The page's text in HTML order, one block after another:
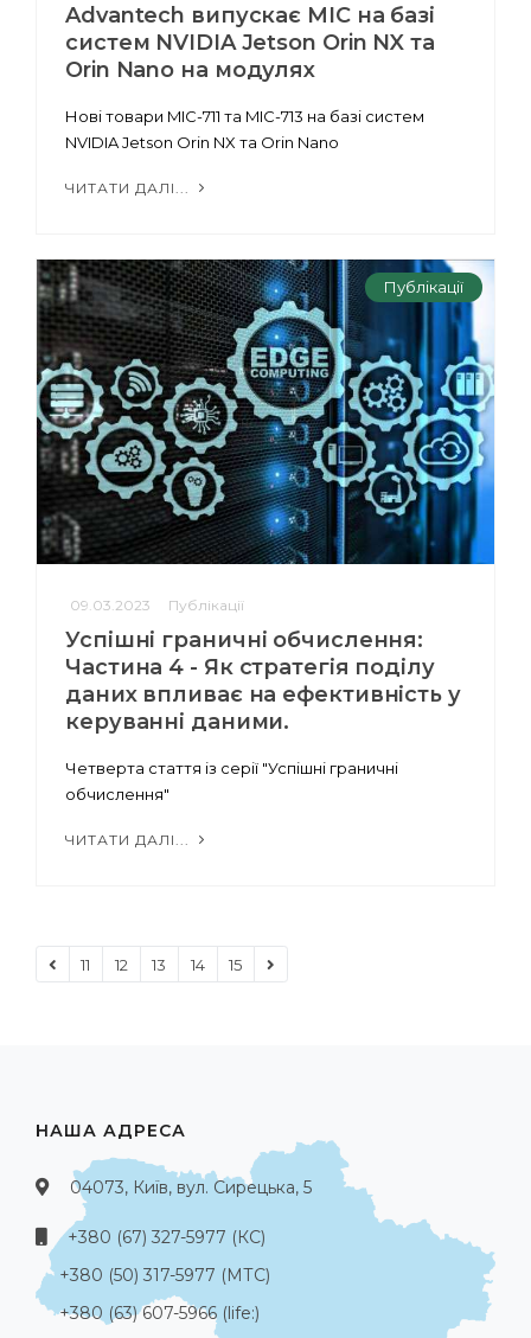
Advantech випускає MIC на базі
систем NVIDIA Jetson Orin NX та
Orin Nano на модулях
Нові товари MIC-711 та MIC-713 на базі систем
NVIDIA Jetson Orin NX та Orin Nano
ЧИТАТИ ДАЛІ...
Публікації
09.03.2023 Публікації
Успішні граничні обчислення:
Частина 4 - Як стратегія поділу
даних впливає на ефективність у
керуванні даними.
Четверта стаття із серії "Успішні граничні
обчислення"
ЧИТАТИ ДАЛІ...
11 12 13 14 15
НАША АДРЕСА
04073, Київ, вул. Сирецька, 5
+380 (67) 327-5977 (КС)
+380 (50) 317-5977 (МТС)
+380 (63) 607-5966 (life:)